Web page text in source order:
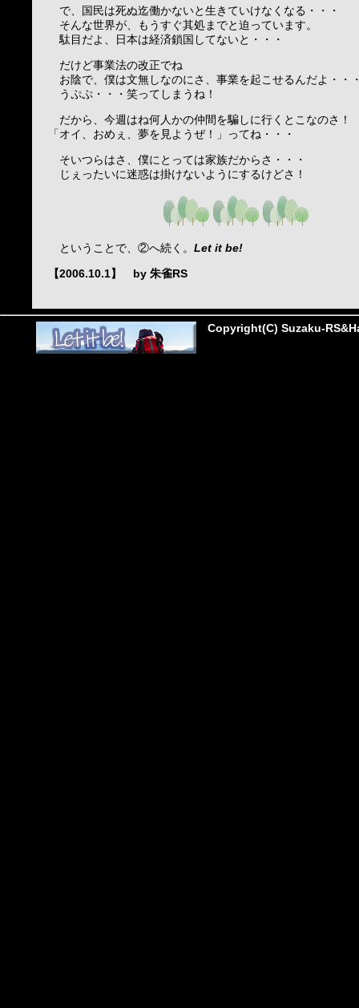
で、国民は死ぬ迄働かないと生きていけなくなる・・・
そんな世界が、もうすぐ其処までと迫っています。
駄目だよ、日本は経済鎖国してないと・・・
だけど事業法の改正でね
お陰で、僕は文無しなのにさ、事業を起こせるんだよ・・
うぷぷ・・・笑ってしまうね！
だから、今週はね何人かの仲間を騙しに行くとこなのさ！
「オイ、おめぇ、夢を見ようぜ！」ってね・・・
そいつらはさ、僕にとっては家族だからさ・・・
じぇったいに迷惑は掛けないようにするけどさ！
ということで、②へ続く。 Let it be!
【2006.10.1】 by 朱雀RS
Copyright(C) Suzaku-